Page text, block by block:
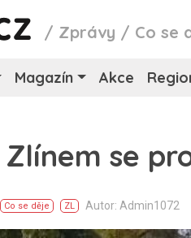
/ Zprávy / Co se
Magazín Akce
Zlínem se
Co se děje ZL Autor: Admin1072